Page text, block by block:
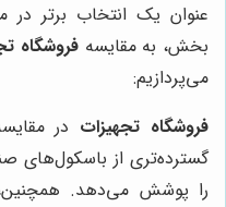
عنوان یک انتخاب برتر در
بخش، به مقایسهفروشگاه
می‌پردازیم:
فروشگاه تجهیزات در
گسترده‌تری از باسکول‌های
را پوشش می‌دهد.